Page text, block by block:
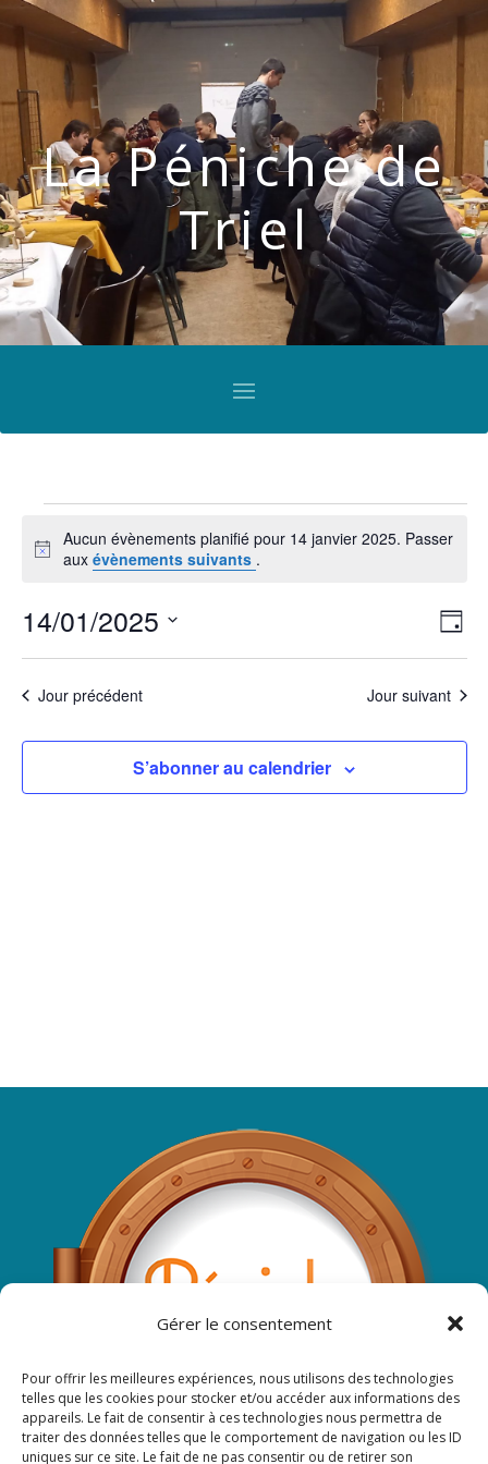
Gérer le consentement
Pour offrir les meilleures expériences, nous utilisons des technologies
telles que les cookies pour stocker et/ou accéder aux informations des
appareils. Le fait de consentir à ces technologies nous permettra de
traiter des données telles que le comportement de navigation ou les ID
uniques sur ce site. Le fait de ne pas consentir ou de retirer son
La Péniche de
Triel
Évènements
for
janvier
2025
Notice
Aucun évènements planifié pour 14 janvier 2025. Passer
auxévènements suivants .
par
de
Jour
14/01/2025
Sélectionnez
une
Jour précédent Jour suivant
S’abonner au calendrier